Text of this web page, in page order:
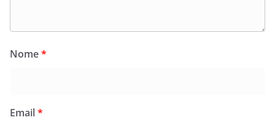
Nome*
Email*